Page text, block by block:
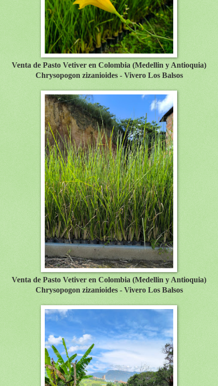
Venta de Pasto Vetiver en Colombia (Medellin y Antioquia)
Chrysopogon zizanioides - Vivero Los Balsos
Venta de Pasto Vetiver en Colombia (Medellin y Antioquia)
Chrysopogon zizanioides - Vivero Los Balsos